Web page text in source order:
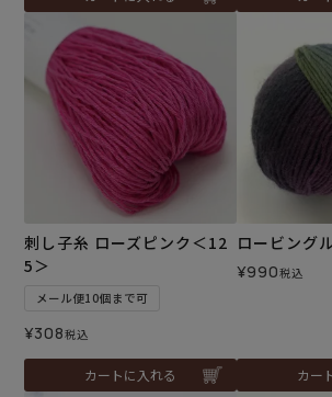
刺し子糸 ローズピンク＜12
5＞
メール便10個まで可
¥308税込
カートに入れる
ロービング
¥990税込
カー